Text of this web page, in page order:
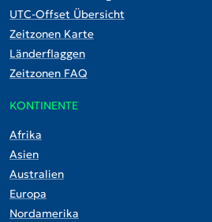
UTC-Offset Übersicht
Zeitzonen Karte
Länderflaggen
Zeitzonen FAQ
KONTINENTE
Afrika
Asien
Australien
Europa
Nordamerika